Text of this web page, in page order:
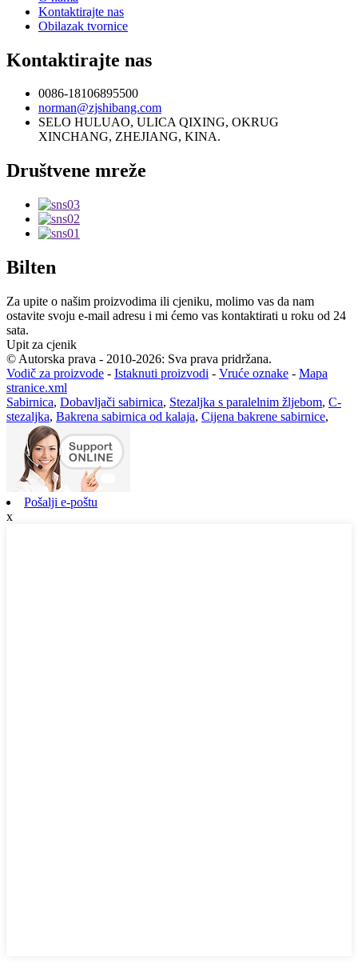
Kontaktirajte nas
Obilazak tvornice
Kontaktirajte nas
0086-18106895500
norman@zjshibang.com
SELO HULUAO, ULICA QIXING, OKRUG
XINCHANG, ZHEJIANG, KINA.
Društvene mreže
Bilten
Za upite o našim proizvodima ili cjeniku, molimo vas da nam
ostavite svoju e-mail adresu i mi ćemo vas kontaktirati u roku od 24
sata.
Upit za cjenik
© Autorska prava - 2010-2026: Sva prava pridržana.
Vodič za proizvode - Istaknuti proizvodi - Vruće oznake - Mapa
stranice.xml
Sabirnica, Dobavljači sabirnica, Stezaljka s paralelnim žljebom, C-
stezaljka, Bakrena sabirnica od kalaja, Cijena bakrene sabirnice,
Pošalji e-poštu
x